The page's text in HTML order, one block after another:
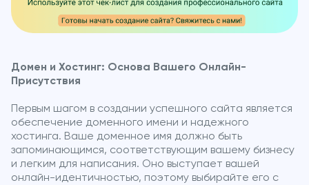
Домен и Хостинг: Основа Вашего Онлайн-
Присутствия
Первым шагом в создании успешного сайта является
обеспечение доменного имени и надежного
хостинга. Ваше доменное имя должно быть
запоминающимся, соответствующим вашему бизнесу
и легким для написания. Оно выступает вашей
онлайн-идентичностью, поэтому выбирайте его с